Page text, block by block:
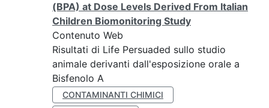
(BPA) at Dose Levels Derived From Italian
Children Biomonitoring Study
Contenuto Web
Risultati di Life Persuaded sullo studio
animale derivanti dall'esposizione orale a
Bisfenolo A
CONTAMINANTI CHIMICI